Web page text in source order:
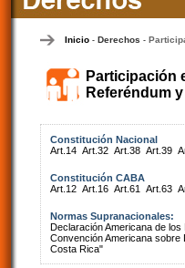
Inicio- Derechos -
Participación
Referéndum
Constitución Nacional
Art.14 Art.32 Art.38 Art.39
Constitución CABA
Art.12 Art.16 Art.61 Art.63
Normas Supranacionales:
Declaración Americana de
Convención Americana
Costa Rica"